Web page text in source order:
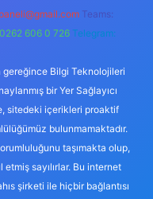
Teams:
606 0 726 Telegram:
gereğince Bilgi Teknolojileri
bir Yer Sağlayıcı
sitedeki içerikleri proaktif
bulunmamaktadır.
taşımakta olup,
sayılırlar. Bu internet
şirketi ile hiçbir bağlantısı